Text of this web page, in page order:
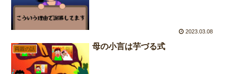
2023.03.08
両親の話 母の小言は芋づる式